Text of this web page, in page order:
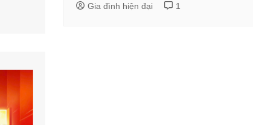
Gia đình hiện đại 1